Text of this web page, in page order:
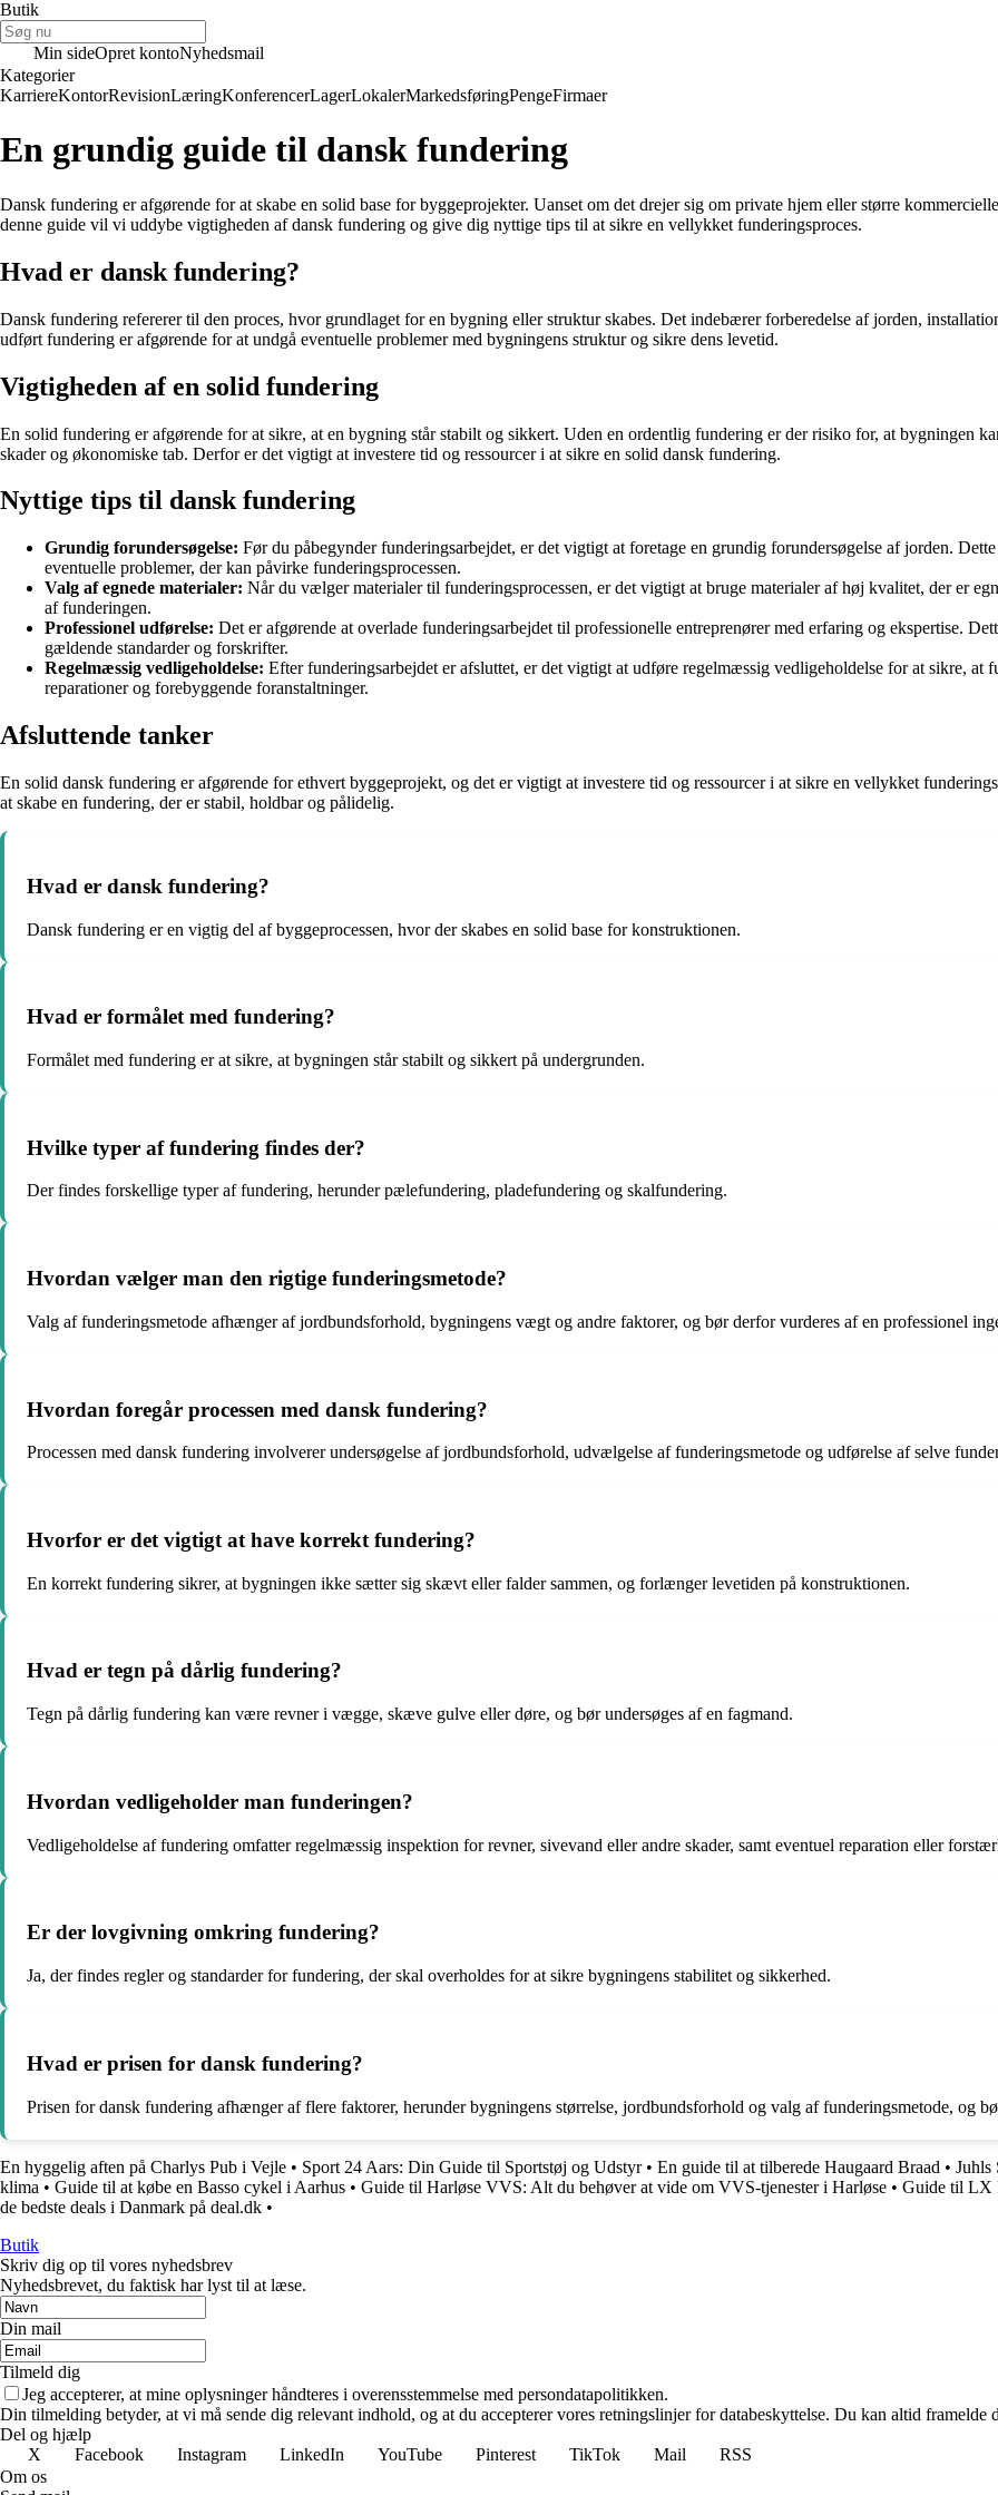
Butik
Min sideOpret kontoNyhedsmail
Kategorier
KarriereKontorRevisionLæringKonferencerLagerLokalerMarkedsføringPengeFirmaer
En grundig guide til dansk fundering
Dansk fundering er afgørende for at skabe en solid base for byggeprojekter. Uanset om det drejer sig om private hjem eller større
denne guide vil vi uddybe vigtigheden af dansk fundering og give dig nyttige tips til at sikre en vellykket funderingsproces.
Hvad er dansk fundering?
Dansk fundering refererer til den proces, hvor grundlaget for en bygning eller struktur skabes. Det indebærer forberedelse af jorden,
udført fundering er afgørende for at undgå eventuelle problemer med bygningens struktur og sikre dens levetid.
Vigtigheden af en solid fundering
En solid fundering er afgørende for at sikre, at en bygning står stabilt og sikkert. Uden en ordentlig fundering er der risiko for, at bygningen
skader og økonomiske tab. Derfor er det vigtigt at investere tid og ressourcer i at sikre en solid dansk fundering.
Nyttige tips til dansk fundering
Grundig forundersøgelse: Før du påbegynder funderingsarbejdet, er det vigtigt at foretage en grundig forundersøgelse af jorden.
eventuelle problemer, der kan påvirke funderingsprocessen.
Valg af egnede materialer: Når du vælger materialer til funderingsprocessen, er det vigtigt at bruge materialer af høj kvalitet, der er
af funderingen.
Professionel udførelse: Det er afgørende at overlade funderingsarbejdet til professionelle entreprenører med erfaring og ekspertise.
gældende standarder og forskrifter.
Regelmæssig vedligeholdelse: Efter funderingsarbejdet er afsluttet, er det vigtigt at udføre regelmæssig vedligeholdelse for at sikre,
reparationer og forebyggende foranstaltninger.
Afsluttende tanker
En solid dansk fundering er afgørende for ethvert byggeprojekt, og det er vigtigt at investere tid og ressourcer i at sikre en vellykket
at skabe en fundering, der er stabil, holdbar og pålidelig.
Hvad er dansk fundering?
Dansk fundering er en vigtig del af byggeprocessen, hvor der skabes en solid base for konstruktionen.
Hvad er formålet med fundering?
Formålet med fundering er at sikre, at bygningen står stabilt og sikkert på undergrunden.
Hvilke typer af fundering findes der?
Der findes forskellige typer af fundering, herunder pælefundering, pladefundering og skalfundering.
Hvordan vælger man den rigtige funderingsmetode?
Valg af funderingsmetode afhænger af jordbundsforhold, bygningens vægt og andre faktorer, og bør derfor vurderes af en professionel
Hvordan foregår processen med dansk fundering?
Processen med dansk fundering involverer undersøgelse af jordbundsforhold, udvælgelse af funderingsmetode og udførelse af selve
Hvorfor er det vigtigt at have korrekt fundering?
En korrekt fundering sikrer, at bygningen ikke sætter sig skævt eller falder sammen, og forlænger levetiden på konstruktionen.
Hvad er tegn på dårlig fundering?
Tegn på dårlig fundering kan være revner i vægge, skæve gulve eller døre, og bør undersøges af en fagmand.
Hvordan vedligeholder man funderingen?
Vedligeholdelse af fundering omfatter regelmæssig inspektion for revner, sivevand eller andre skader, samt eventuel reparation eller
Er der lovgivning omkring fundering?
Ja, der findes regler og standarder for fundering, der skal overholdes for at sikre bygningens stabilitet og sikkerhed.
Hvad er prisen for dansk fundering?
Prisen for dansk fundering afhænger af flere faktorer, herunder bygningens størrelse, jordbundsforhold og valg af funderingsmetode, og
En hyggelig aften på Charlys Pub i Vejle • Sport 24 Aars: Din Guide til Sportstøj og Udstyr• En guide til at tilberede Haugaard Braad • Juhls
klima • Guide til at købe en Basso cykel i Aarhus • Guide til Harløse VVS: Alt du behøver at vide om VVS-tjenester i Harløse • Guide til LX
de bedste deals i Danmark på deal.dk •
Butik
Skriv dig op til vores nyhedsbrev
Nyhedsbrevet, du faktisk har lyst til at læse.
Din mail
Tilmeld dig
Jeg accepterer, at mine oplysninger håndteres i overensstemmelse med persondatapolitikken.
Din tilmelding betyder, at vi må sende dig relevant indhold, og at du accepterer vores retningslinjer for databeskyttelse. Du kan altid framelde
Del og hjælp
X
Facebook Instagram LinkedIn YouTube Pinterest TikTok Mail
RSS
Om os